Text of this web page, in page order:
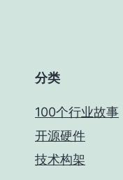
分类
100个行业故事
开源硬件
技术构架